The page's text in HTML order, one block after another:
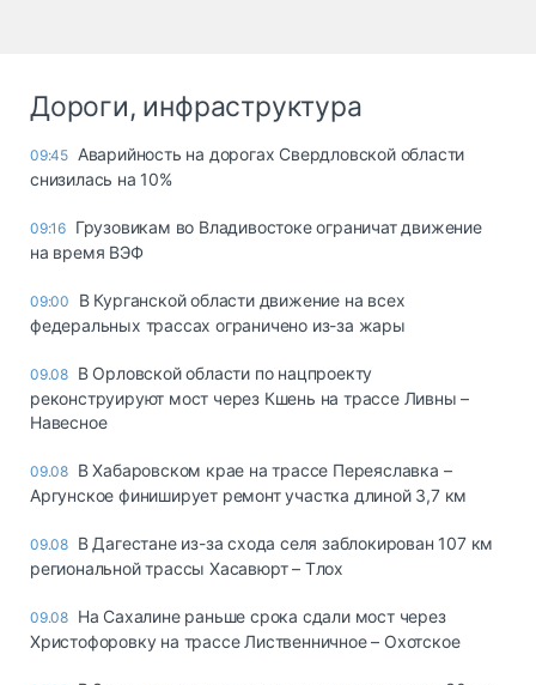
Дороги, инфраструктура
09:45 Аварийность на дорогах Свердловской области
снизилась на 10%
09:16 Грузовикам во Владивостоке ограничат движение
на время ВЭФ
09:00
В Курганской области движение на всех
федеральных трассах ограничено из-за жары
09.08 В Орловской области по нацпроекту
реконструируют мост через Кшень на трассе Ливны –
Навесное
09.08 В Хабаровском крае на трассе Переяславка –
Аргунское финиширует ремонт участка длиной 3,7 км
09.08 В Дагестане из-за схода селя заблокирован 107 км
региональной трассы Хасавюрт – Тлох
09.08 На Сахалине раньше срока сдали мост через
Христофоровку на трассе Лиственничное – Охотское